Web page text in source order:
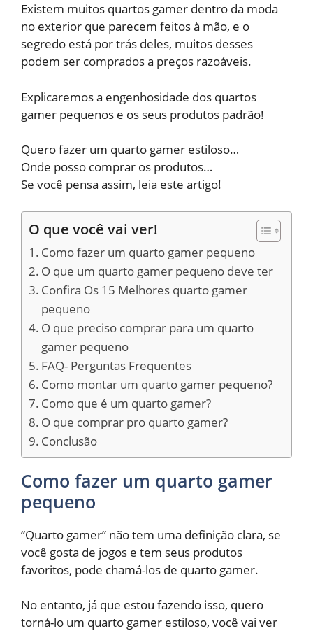
Existem muitos quartos gamer dentro da moda
no exterior que parecem feitos à mão, e o
segredo está por trás deles, muitos desses
podem ser comprados a preços razoáveis.
Explicaremos a engenhosidade dos quartos
gamer pequenos e os seus produtos padrão!
Quero fazer um quarto gamer estiloso…
Onde posso comprar os produtos…
Se você pensa assim, leia este artigo!
O que você vai ver!
Como fazer um quarto gamer pequeno
O que um quarto gamer pequeno deve ter
Confira Os 15 Melhores quarto gamer
pequeno
O que preciso comprar para um quarto
gamer pequeno
FAQ- Perguntas Frequentes
Como montar um quarto gamer pequeno?
Como que é um quarto gamer?
O que comprar pro quarto gamer?
Conclusão
Como fazer um quarto gamer
pequeno
“Quarto gamer” não tem uma definição clara, se
você gosta de jogos e tem seus produtos
favoritos, pode chamá-los de quarto gamer.
No entanto, já que estou fazendo isso, quero
torná-lo um quarto gamer estiloso, você vai ver